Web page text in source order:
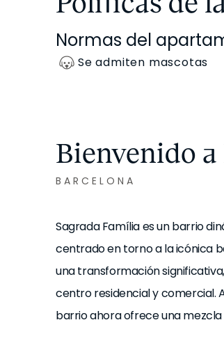
Normas del
Se admiten mascotas
Bienvenido a
BARCELONA
Sagrada Família es un barrio
centrado en torno a la icónica
una transformación
centro residencial y comercial.
barrio ahora ofrece una